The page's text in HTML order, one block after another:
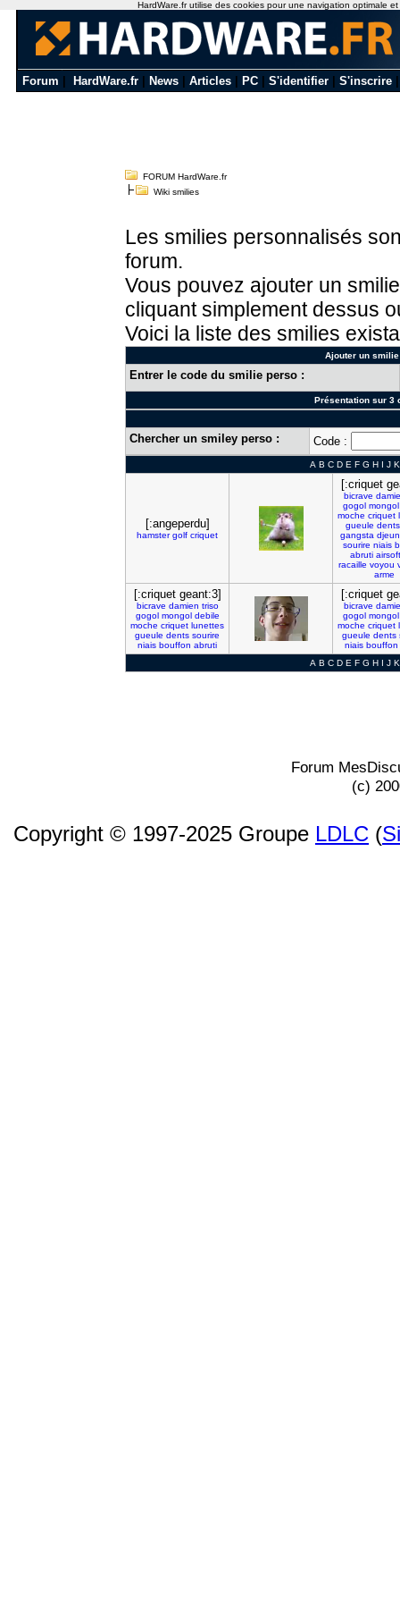
Forum HardWare.fr News Articles PC S'identifier S'inscrire
FORUM HardWare.fr
Wiki smilies
Les smilies personnalisés
forum.
Vous pouvez ajouter un
cliquant simplement dessus
Voici la liste des smilies
Ajouter un
Entrer le code du smilie perso :
Présentation sur 3
Chercher un smiley perso : Code :
A B C D E F G H I J K
[:angeperdu]
hamster golf criquet
[:criquet
bicrave
gogol mongol
moche criquet
gueule dents
gangsta
sourire niais
abruti airsoft
racaille voyou
arme
[:criquet geant:3]
bicrave damien triso
gogol mongol debile
moche criquet lunettes
gueule dents sourire
niais bouffon abruti
[:criquet
bicrave
gogol mongol
moche criquet
gueule dents
niais bouffon
A B C D E F G H I J K
Forum
(c)
Copyright © 1997-2025 Groupe LDLC (
HardWare.fr utilise des cookies pour une navigation optimale